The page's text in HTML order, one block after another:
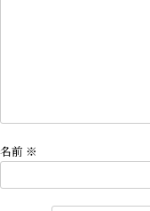
名前 ※